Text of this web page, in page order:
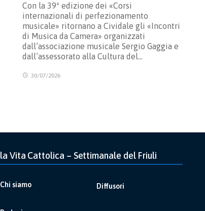
Con la 39ª edizione dei «Corsi
internazionali di perfezionamento
musicale» ritornano a Cividale gli «Incontri
di Musica da Camera» organizzati
dall’associazione musicale Sergio Gaggia e
dall’assessorato alla Cultura del…
30/07/2026
la Vita Cattolica – Settimanale del Friuli
Chi siamo Diffusori